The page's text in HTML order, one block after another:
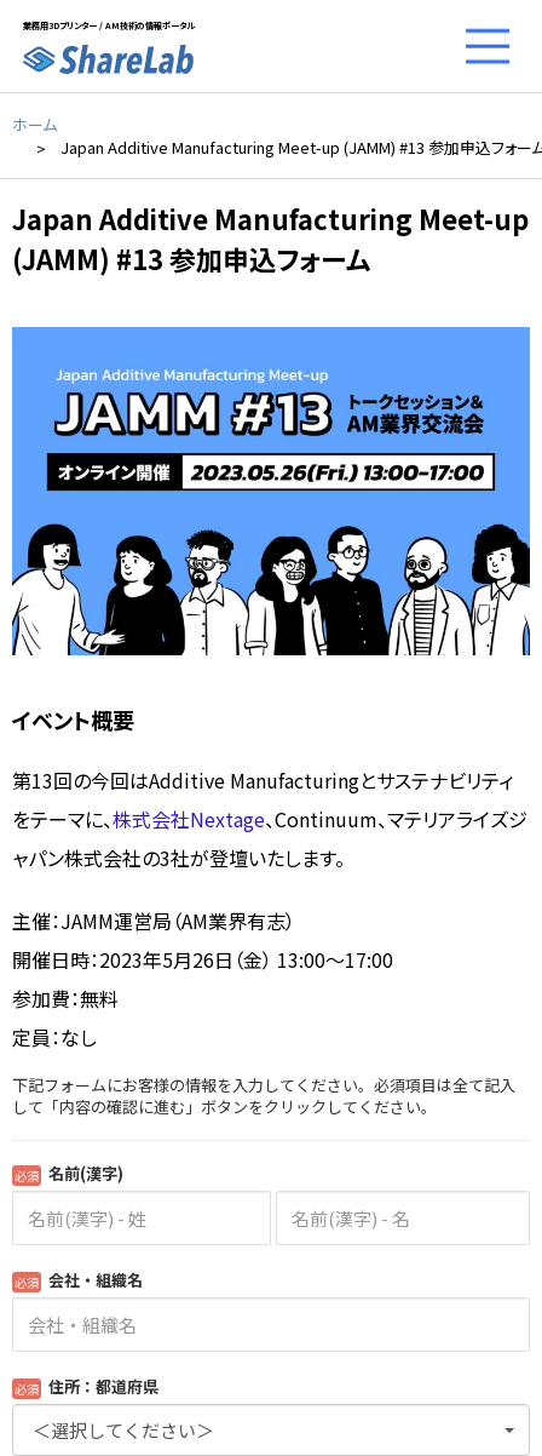
業務用3Dプリンター / AM技術の情報ポータル
ホーム
Japan Additive Manufacturing Meet-up (JAMM) #13 参加申込フォー
Japan Additive Manufacturing Meet-up
(JAMM) #13 参加申込フォーム
イベント概要
第13回の今回はAdditive Manufacturingとサステナビリティ
をテーマに、株式会社Nextage、Continuum、マテリアライズジ
ャパン株式会社の3社が登壇いたします。
主催：JAMM運営局（AM業界有志）
開催日時：2023年5月26日（金） 13:00～17:00
参加費：無料
定員：なし